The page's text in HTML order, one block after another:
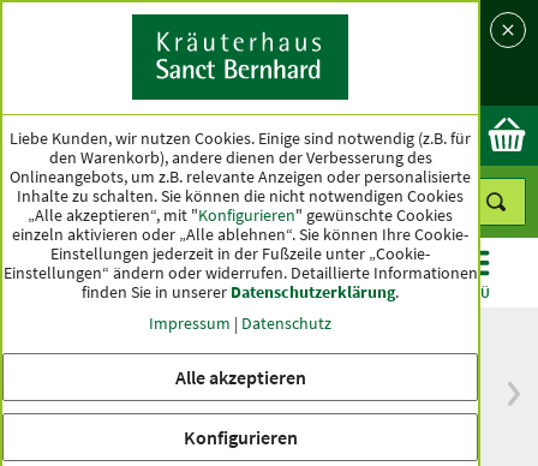
Land
Ok
KATEGORIEN ANGEBOTE TOPSELLER MENÜ
versandkostenfrei
innerhalb Deutschlands
Spitzenqualität seit
Liebe Kunden, wir nutzen Cookies. Einige sind notwendig (z.B. für
den Warenkorb), andere dienen der Verbesserung des
Onlineangebots, um z.B. relevante Anzeigen oder personalisierte
Inhalte zu schalten. Sie können die nicht notwendigen Cookies
„Alle akzeptieren“, mit "Konfigurieren" gewünschte Cookies
einzeln aktivieren oder „Alle ablehnen“. Sie können Ihre Cookie-
Einstellungen jederzeit in der Fußzeile unter „Cookie-
Einstellungen“ ändern oder widerrufen. Detaillierte Informationen
finden Sie in unserer Datenschutzerklärung.
Impressum | Datenschutz
Alle akzeptieren
Konfigurieren